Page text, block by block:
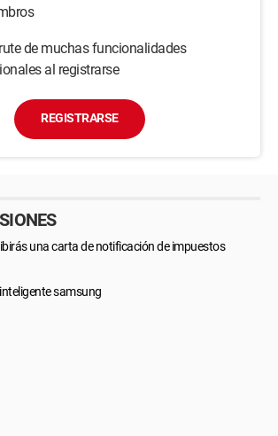
de muchas funcionalidades
al registrarse
REGISTRARSE
una carta de notificación de impuestos
samsung